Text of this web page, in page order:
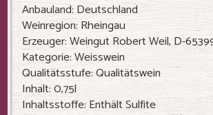
Anbauland: Deutschland
Weinregion: Rheingau
Erzeuger: Weingut Robert Weil, D-
Kategorie: Weisswein
Qualitätsstufe: Qualitätswein
Inhalt: 0,75l
Inhaltsstoffe: Enthält Sulfite